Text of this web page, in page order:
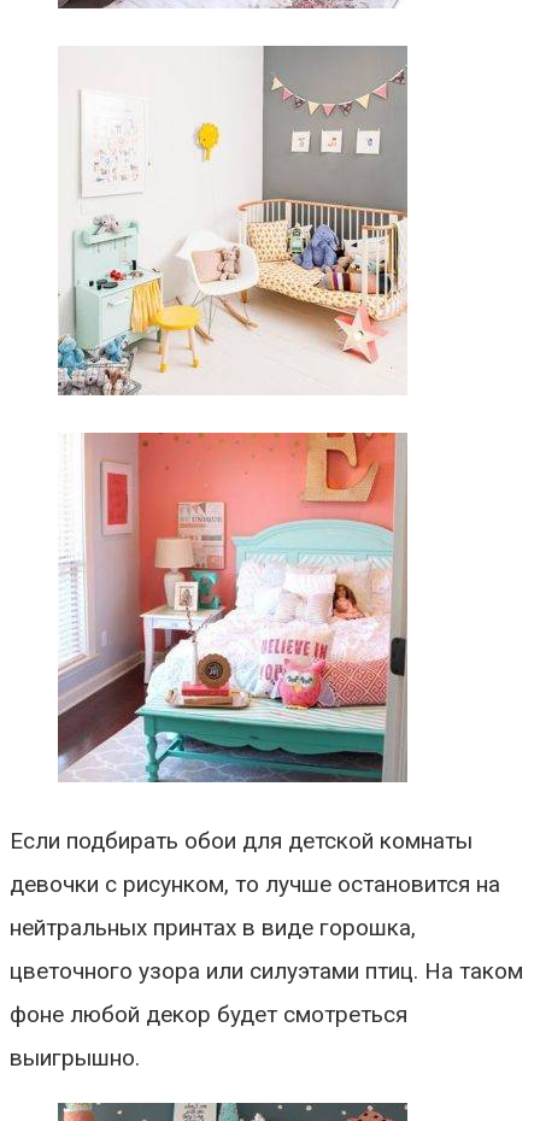
Если подбирать обои для детской комнаты
девочки с рисунком, то лучше остановится на
нейтральных принтах в виде горошка,
цветочного узора или силуэтами птиц. На таком
фоне любой декор будет смотреться
выигрышно.